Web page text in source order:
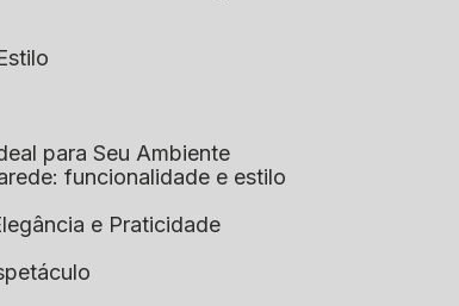
para Seu Ambiente
funcionalidade e estilo
e Praticidade